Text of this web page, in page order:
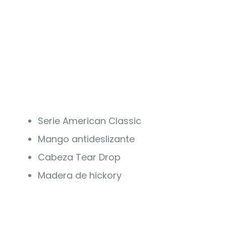
Serie American Classic
Mango antideslizante
Cabeza Tear Drop
Madera de hickory